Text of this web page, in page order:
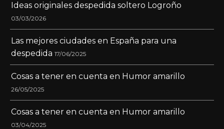
Ideas originales despedida soltero Logroño
03/03/2026
Las mejores ciudades en España para una
despedida 17/06/2025
Cosas a tener en cuenta en Humor amarillo
26/05/2025
Cosas a tener en cuenta en Humor amarillo
03/04/2025